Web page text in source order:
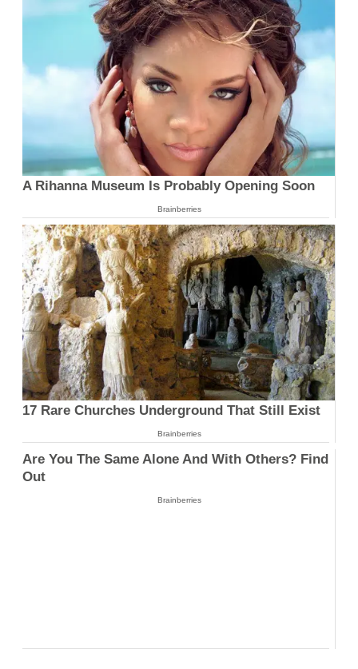
A Rihanna Museum Is Probably Opening Soon
Brainberries
17 Rare Churches Underground That Still Exist
Brainberries
Are You The Same Alone And With Others? Find
Out
Brainberries